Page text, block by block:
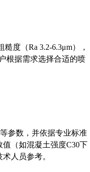
度（Ra 3.2-6.3μm），
根据需求选择合适的喷
参数，并依据专业标准
值（如混凝土强度C30下
人员参考。